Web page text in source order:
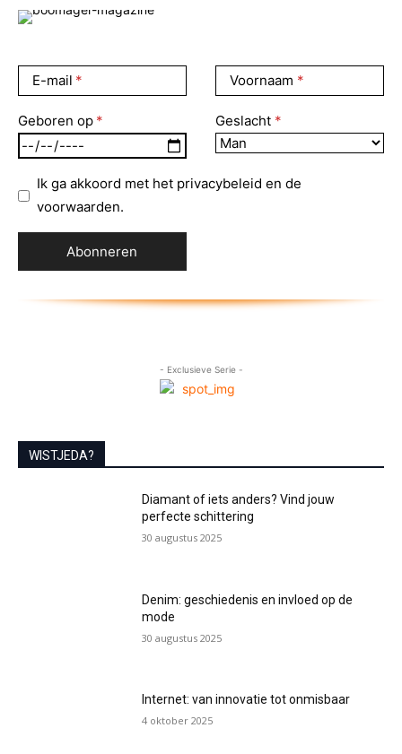
E-mail Voornaam
Geboren op Geslacht
Ik ga akkoord met het privacybeleid en de
voorwaarden.
- Exclusieve Serie -
WISTJEDA?
Diamant of iets anders? Vind jouw
perfecte schittering
30 augustus 2025
Denim: geschiedenis en invloed op de
mode
30 augustus 2025
Internet: van innovatie tot onmisbaar
4 oktober 2025